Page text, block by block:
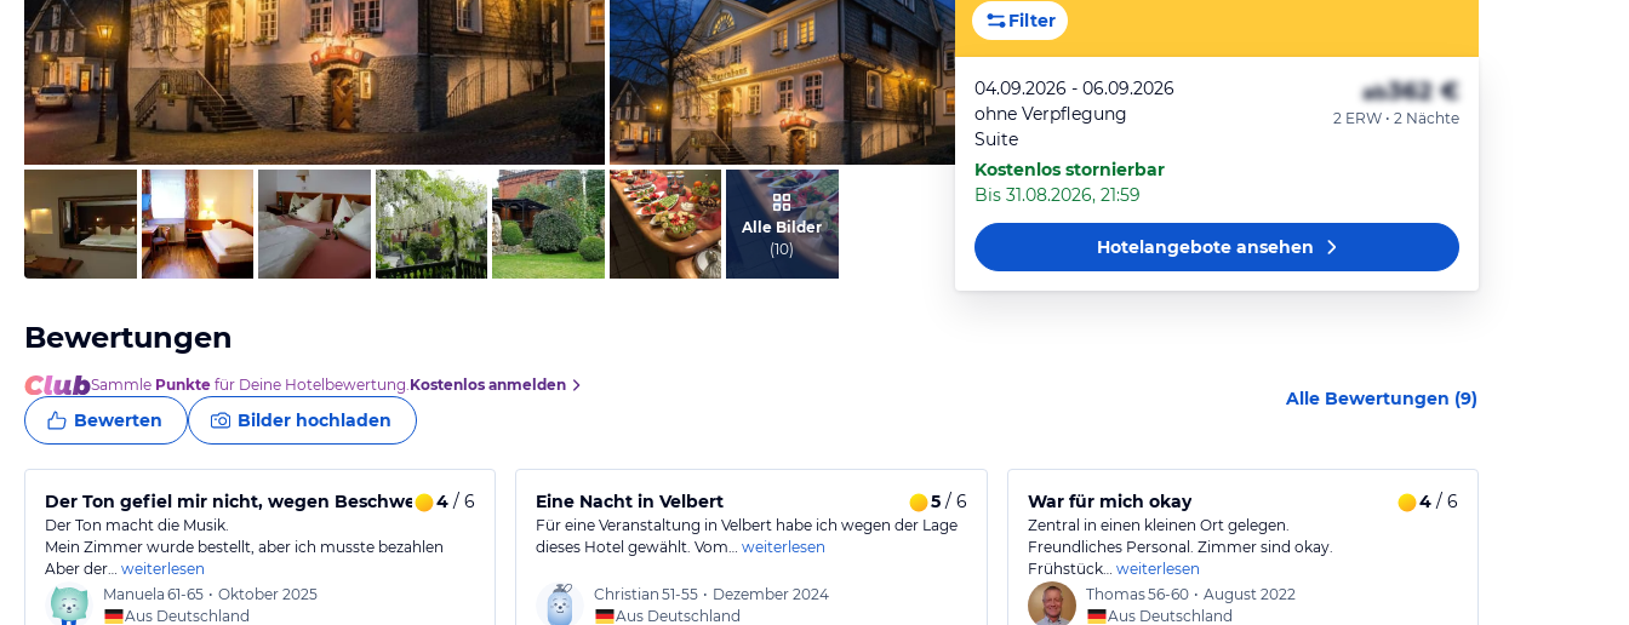
vom Hotelier, August 2015
vom Hotelier, August 2015
vom Hotelier, August 2015
Alle Bilder
(10)
Filter
04.09.2026 - 06.09.2026
ohne Verpflegung
Suite
Kostenlos stornierbar
Bis 31.08.2026, 21:59
ab362 €
2 ERW • 2 Nächte
Hotelangeboteansehen
Bewertungen
Sammle Punkte für Deine Hotelbewertung.Kostenlos anmelden
Bewerten Bilder hochladen
Alle Bewertungen (9)
Der Ton gefiel mir nicht, wegen Beschwerde
4 / 6
Der Ton macht die Musik.
Mein Zimmer wurde bestellt, aber ich musste bezahlen
Aber der… weiterlesen
Manuela 61-65 • Oktober 2025
Aus Deutschland
Eine Nacht in Velbert 5/ 6
Für eine Veranstaltung in Velbert habe ich wegen der Lage
dieses Hotel gewählt. Vom… weiterlesen
Christian 51-55 • Dezember 2024
Aus Deutschland
War für mich okay 4/ 6
Zentral in einen kleinen Ort gelegen.
Freundliches Personal. Zimmer sind okay.
Frühstück… weiterlesen
Thomas56-60 • August 2022
Aus Deutschland